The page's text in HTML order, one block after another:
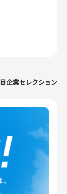
企業セレクション